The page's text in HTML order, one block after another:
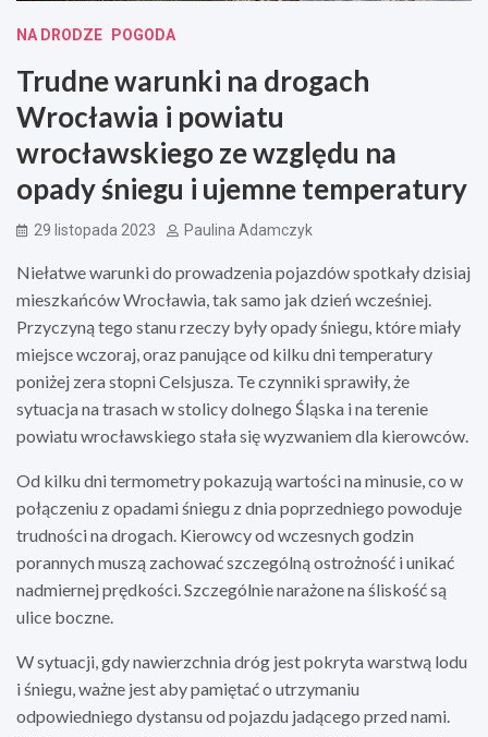
NA DRODZE POGODA
Trudne warunki na drogach
Wrocławia i powiatu
wrocławskiego ze względu na
opady śniegu i ujemne temperatury
29 listopada 2023 Paulina Adamczyk
Niełatwe warunki do prowadzenia pojazdów spotkały dzisiaj
mieszkańców Wrocławia, tak samo jak dzień wcześniej.
Przyczyną tego stanu rzeczy były opady śniegu, które miały
miejsce wczoraj, oraz panujące od kilku dni temperatury
poniżej zera stopni Celsjusza. Te czynniki sprawiły, że
sytuacja na trasach w stolicy dolnego Śląska i na terenie
powiatu wrocławskiego stała się wyzwaniem dla kierowców.
Od kilku dni termometry pokazują wartości na minusie, co w
połączeniu z opadami śniegu z dnia poprzedniego powoduje
trudności na drogach. Kierowcy od wczesnych godzin
porannych muszą zachować szczególną ostrożność i unikać
nadmiernej prędkości. Szczególnie narażone na śliskość są
ulice boczne.
W sytuacji, gdy nawierzchnia dróg jest pokryta warstwą lodu
i śniegu, ważne jest aby pamiętać o utrzymaniu
odpowiedniego dystansu od pojazdu jadącego przed nami.